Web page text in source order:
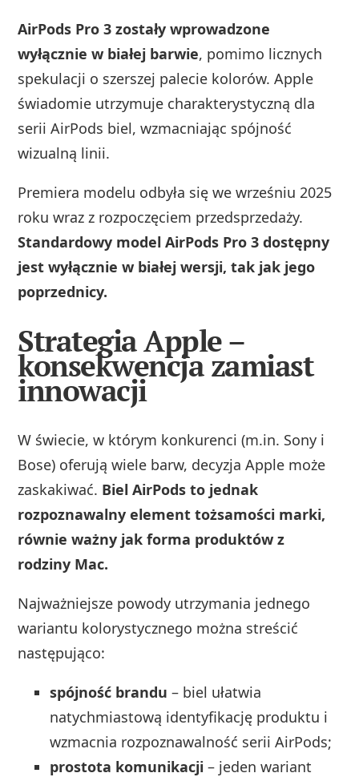
AirPods Pro 3 zostały wprowadzone
wyłącznie w białej barwie, pomimo licznych
spekulacji o szerszej palecie kolorów. Apple
świadomie utrzymuje charakterystyczną dla
serii AirPods biel, wzmacniając spójność
wizualną linii.
Premiera modelu odbyła się we wrześniu 2025
roku wraz z rozpoczęciem przedsprzedaży.
Standardowy model AirPods Pro 3 dostępny
jest wyłącznie w białej wersji, tak jak jego
poprzednicy.
Strategia Apple –
konsekwencja zamiast
innowacji
W świecie, w którym konkurenci (m.in. Sony i
Bose) oferują wiele barw, decyzja Apple może
zaskakiwać. Biel AirPods to jednak
rozpoznawalny element tożsamości marki,
równie ważny jak forma produktów z
rodziny Mac.
Najważniejsze powody utrzymania jednego
wariantu kolorystycznego można streścić
następująco:
spójność brandu – biel ułatwia
natychmiastową identyfikację produktu i
wzmacnia rozpoznawalność serii AirPods;
prostota komunikacji – jeden wariant